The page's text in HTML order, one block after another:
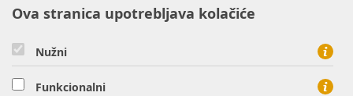
03.07.2024. Planirani radovi na plinskoj mreži - Virovitica
03.07.2024. Planirani radovi na plinskoj mreži - Virovitica
Ova stranica upotrebljava kolačiće
Nužni
Funkcionalni